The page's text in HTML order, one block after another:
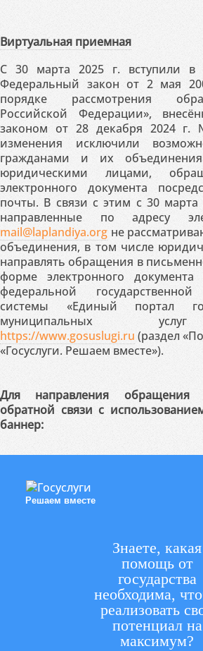
Виртуальная приемная
С 30 марта 2025 г. вступили в
Федеральный закон от 2 мая
порядке рассмотрения
Российской Федерации»,
законом от 28 декабря 2024
изменения исключили
гражданами и их
юридическими лицами,
электронного документа
почты. В связи с этим с 30
направленные по адресу
mail@laplandiya.org не
объединения, в том числе
направлять обращения в
форме электронного документа
федеральной
системы «Единый портал
муниципальных
https://www.gosuslugi.ru (раздел
«Госуслуги. Решаем вместе»).
Для направления обращения
обратной связи с
баннер:
Решаем вместе
Знаете, какая
помощь от
государства
необходима,
реализовать
потенциал на
максимум?